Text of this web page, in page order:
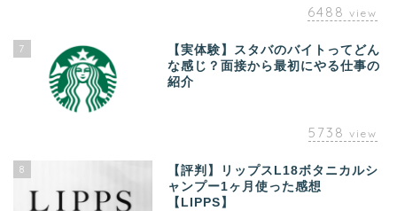
6488 view
7
【実体験】スタバのバイトってどん
な感じ？面接から最初にやる仕事の
紹介
5738 view
8
【評判】リップスL18ボタニカルシ
ャンプー1ヶ月使った感想
【LIPPS】